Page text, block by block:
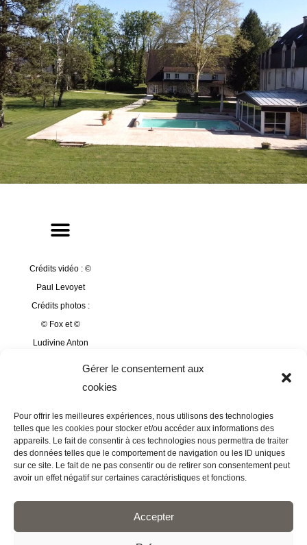
Gérer le consentement aux
cookies
Pour offrir les meilleures expériences, nous utilisons des technologies
telles que les cookies pour stocker et/ou accéder aux informations des
appareils. Le fait de consentir à ces technologies nous permettra de traiter
des données telles que le comportement de navigation ou les ID uniques
sur ce site. Le fait de ne pas consentir ou de retirer son consentement peut
avoir un effet négatif sur certaines caractéristiques et fonctions.
Accepter
Crédits vidéo : ©
Paul Levoyet
Crédits photos :
© Fox et ©
Ludivine Anton
Cucherousset et